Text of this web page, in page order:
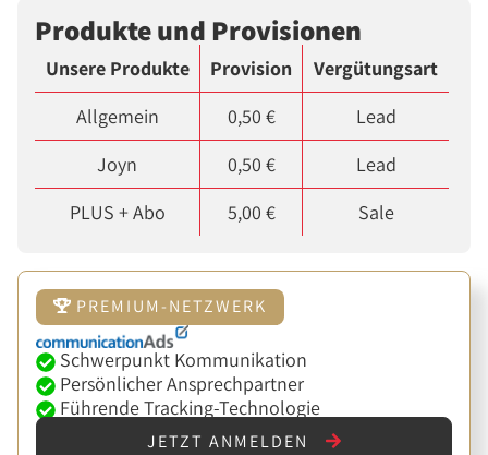
Produkte und Provisionen
Unsere Produkte Provision
Vergütungsart
Allgemein
0,50 €
Lead
Joyn
0,50 €
Lead
PLUS + Abo
5,00 € Sale
PREMIUM-NETZWERK
Schwerpunkt Kommunikation
Persönlicher Ansprechpartner
Führende Tracking-Technologie
JETZT ANMELDEN